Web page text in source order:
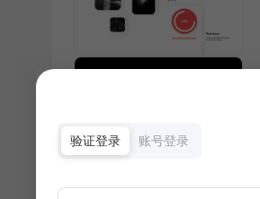
验证登录 账号登录